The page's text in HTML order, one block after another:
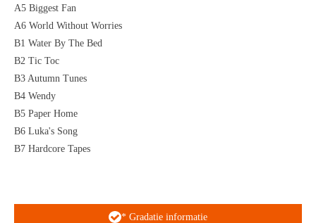
A5 Biggest Fan
A6 World Without Worries
B1 Water By The Bed
B2 Tic Toc
B3 Autumn Tunes
B4 Wendy
B5 Paper Home
B6 Luka's Song
B7 Hardcore Tapes
* Gradatie informatie